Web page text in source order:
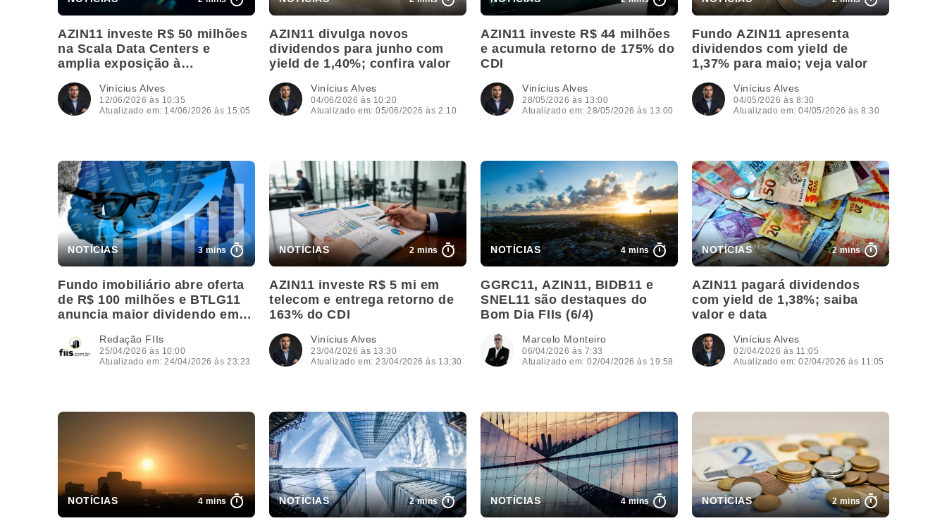
AZIN11 investe R$ 50 milhões
na Scala Data Centers e
amplia exposição à
Vinícius Alves
12/06/2026 às 10:35
Atualizado em: 14/06/2026 às 15:05
AZIN11 divulga novos
dividendos para junho com
yield de 1,40%; confira valor
Vinícius Alves
04/06/2026 às 10:20
Atualizado em: 05/06/2026 às 2:10
AZIN11 investe R$ 44 milhões
e acumula retorno de 175% do
CDI
Vinícius Alves
28/05/2026 às 13:00
Atualizado em: 28/05/2026 às 13:00
Fundo AZIN11 apresenta
dividendos com yield de
1,37% para maio; veja valor
Vinícius Alves
04/05/2026 às 8:30
Atualizado em: 04/05/2026 às 8:30
3 mins
Fundo imobiliário abre oferta
de R$ 100 milhões e BTLG11
anuncia maior dividendo em
Redação FIIs
25/04/2026 às 10:00
Atualizado em: 24/04/2026 às 23:23
2 mins
AZIN11 investe R$ 5 mi em
telecom e entrega retorno de
163% do CDI
Vinícius Alves
23/04/2026 às 13:30
Atualizado em: 23/04/2026 às 13:30
4 mins
GGRC11, AZIN11, BIDB11 e
SNEL11 são destaques do
Bom Dia FIIs (6/4)
Marcelo Monteiro
06/04/2026 às 7:33
Atualizado em: 02/04/2026 às 19:58
2 mins
AZIN11 pagará dividendos
com yield de 1,38%; saiba
valor e data
Vinícius Alves
02/04/2026 às 11:05
Atualizado em: 02/04/2026 às 11:05
4 mins 2 mins 4 mins 2 mins